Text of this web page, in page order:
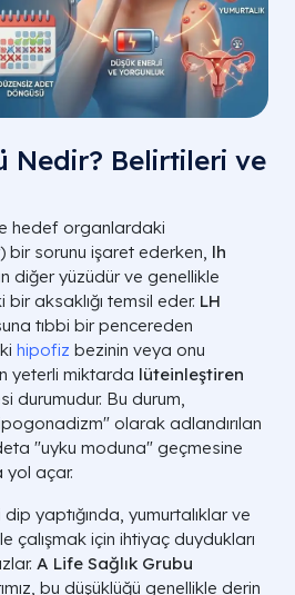
Nedir? Belirtileri ve
hedef organlardaki
bir sorunu işaret ederken, lh
diğer yüzüdür ve genellikle
aksaklığı temsil eder. LH
tıbbi bir pencereden
hipofiz bezinin veya onu
yeterli miktarda lüteinleştiren
durumudur. Bu durum,
olarak adlandırılan
"uyku moduna" geçmesine
yol açar.
yaptığında, yumurtalıklar ve
çalışmak için ihtiyaç duydukları
A Life Sağlık Grubu
bu düşüklüğü genellikle derin